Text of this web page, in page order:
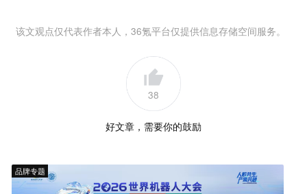
该文观点仅代表作者本人，36氪平台仅提供信息存储空间服务。
38
好文章，需要你的鼓励
品牌专题